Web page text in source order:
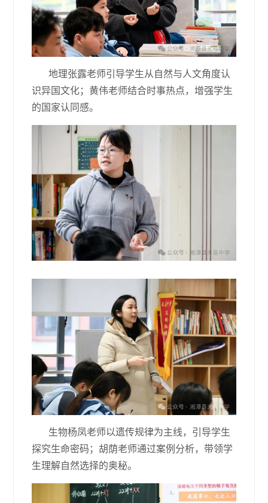
地理张露老师引导学生从自然与人文角度认
识异国文化；黄伟老师结合时事热点，增强学生
的国家认同感。
生物杨凤老师以遗传规律为主线，引导学生
探究生命密码；胡荫老师通过案例分析，带领学
生理解自然选择的奥秘。